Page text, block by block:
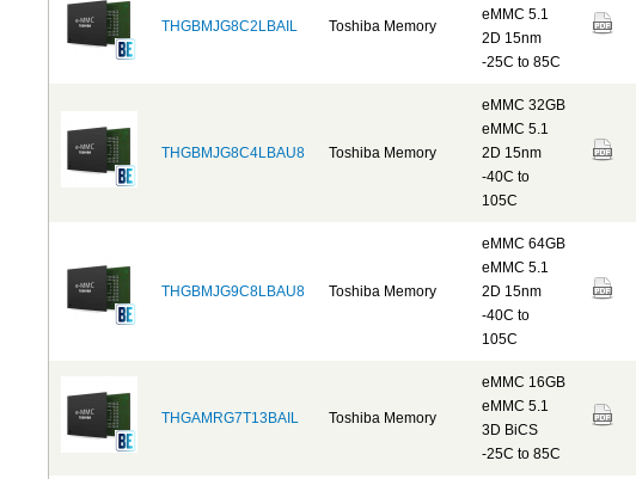
THGBMJG8C2LBAIL Toshiba Memory
eMMC 5.1
2D 15nm
-25C to 85C
THGBMJG8C4LBAU8 Toshiba Memory
eMMC 32GB
eMMC 5.1
2D 15nm
-40C to
105C
THGBMJG9C8LBAU8 Toshiba Memory
eMMC 64GB
eMMC 5.1
2D 15nm
-40C to
105C
THGAMRG7T13BAIL Toshiba Memory
eMMC 16GB
eMMC 5.1
3D BiCS
-25C to 85C